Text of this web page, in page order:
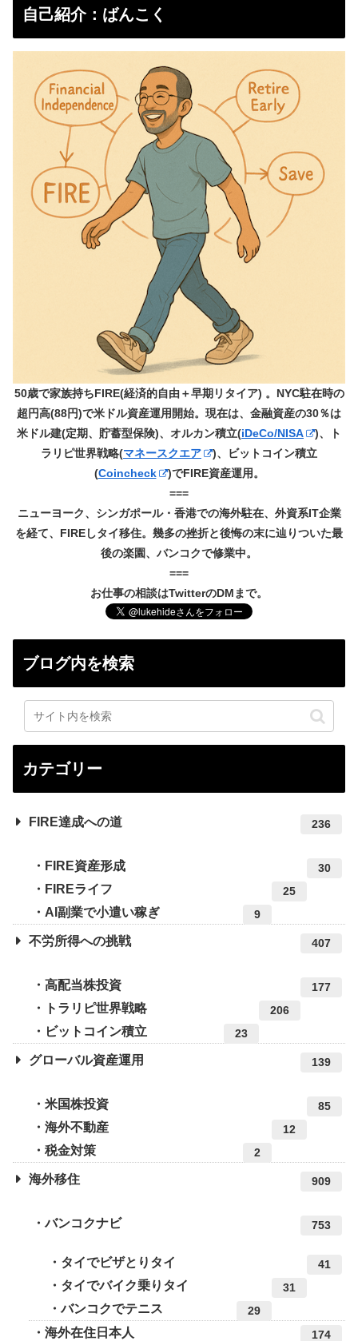
自己紹介：ばんこく
50歳で家族持ちFIRE(経済的自由＋早期リタイア) 。NYC駐在時の
超円高(88円)で米ドル資産運用開始。現在は、金融資産の30％は
米ドル建(定期、貯蓄型保険)、オルカン積立(iDeCo/NISA
)、ト
ラリピ世界戦略(マネースクエア
)、ビットコイン積立
(Coincheck
)でFIRE資産運用。
===
ニューヨーク、シンガポール・香港での海外駐在、外資系IT企業
を経て、FIREしタイ移住。幾多の挫折と後悔の末に辿りついた最
後の楽園、バンコクで修業中。
===
お仕事の相談はTwitterのDMまで。
ブログ内を検索
カテゴリー
FIRE達成への道 236
FIRE資産形成 30
FIREライフ 25
AI副業で小遣い稼ぎ 9
不労所得への挑戦 407
高配当株投資 177
トラリピ世界戦略 206
ビットコイン積立 23
グローバル資産運用 139
米国株投資 85
海外不動産 12
税金対策 2
海外移住 909
バンコクナビ 753
タイでビザとりタイ 41
タイでバイク乗りタイ 31
バンコクでテニス 29
海外在住日本人 174